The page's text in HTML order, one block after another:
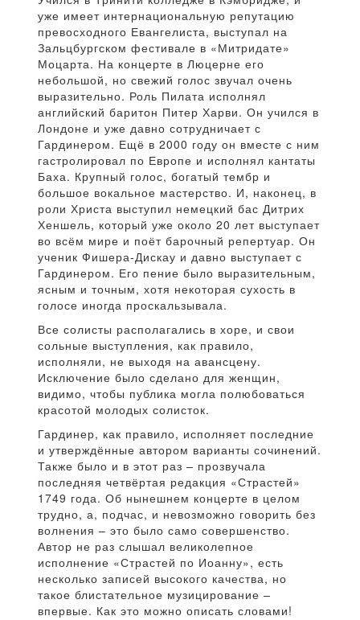
уже имеет интернациональную репутацию
превосходного Евангелиста, выступал на
Зальцбургском фестивале в «Митридате»
Моцарта. На концерте в Люцерне его
небольшой, но свежий голос звучал очень
выразительно. Роль Пилата исполнял
английский баритон Питер Харви. Он учился в
Лондоне и уже давно сотрудничает с
Гардинером. Ещё в 2000 году он вместе с ним
гастролировал по Европе и исполнял кантаты
Баха. Крупный голос, богатый тембр и
большое вокальное мастерство. И, наконец, в
роли Христа выступил немецкий бас Дитрих
Хеншель, который уже около 20 лет выступает
во всём мире и поёт барочный репертуар. Он
ученик Фишера-Дискау и давно выступает с
Гардинером. Его пение было выразительным,
ясным и точным, хотя некоторая сухость в
голосе иногда проскальзывала.
Все солисты располагались в хоре, и свои
сольные выступления, как правило,
исполняли, не выходя на авансцену.
Исключение было сделано для женщин,
видимо, чтобы публика могла полюбоваться
красотой молодых солисток.
Гардинер, как правило, исполняет последние
и утверждённые автором варианты сочинений.
Также было и в этот раз – прозвучала
последняя четвёртая редакция «Страстей»
1749 года. Об нынешнем концерте в целом
трудно, а, подчас, и невозможно говорить без
волнения – это было само совершенство.
Автор не раз слышал великолепное
исполнение «Страстей по Иоанну», есть
несколько записей высокого качества, но
такое блистательное музицирование –
впервые. Как это можно описать словами!